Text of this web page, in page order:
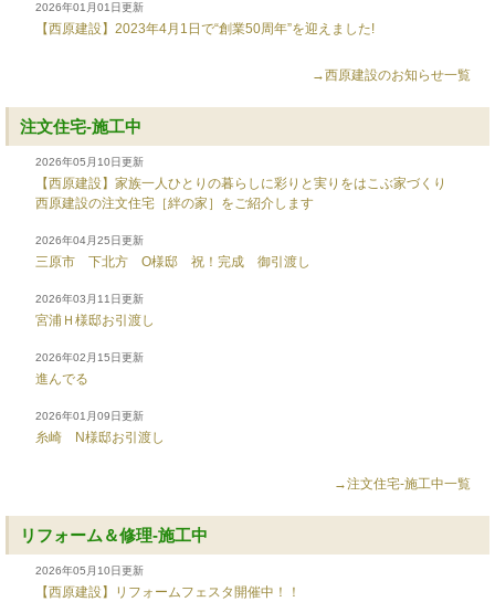
2026年01月01日更新
【西原建設】2023年4月1日で“創業50周年”を迎えました!
→西原建設のお知らせ一覧
注文住宅-施工中
2026年05月10日更新
【西原建設】家族一人ひとりの暮らしに彩りと実りをはこぶ家づくり
西原建設の注文住宅［絆の家］をご紹介します
2026年04月25日更新
三原市 下北方 O様邸 祝！完成 御引渡し
2026年03月11日更新
宮浦Ｈ様邸お引渡し
2026年02月15日更新
進んでる
2026年01月09日更新
糸崎 N様邸お引渡し
→注文住宅-施工中一覧
リフォーム＆修理-施工中
2026年05月10日更新
【西原建設】リフォームフェスタ開催中！！